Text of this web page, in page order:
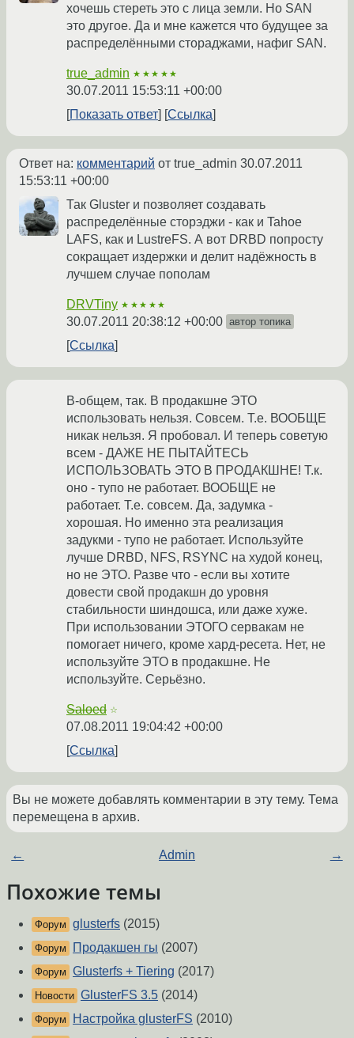
хочешь стереть это с лица земли. Но SAN
это другое. Да и мне кажется что будущее за
распределёнными стораджами, нафиг SAN.
true_admin ★★★★★
30.07.2011 15:53:11 +00:00
Показать ответ
Ссылка
Ответ на: комментарий от true_admin 30.07.2011
15:53:11 +00:00
Так Gluster и позволяет создавать
распределённые сторэджи - как и Tahoe
LAFS, как и LustreFS. А вот DRBD попросту
сокращает издержки и делит надёжность в
лучшем случае пополам
DRVTiny ★★★★★
30.07.2011 20:38:12 +00:00 автор топика
Ссылка
В-общем, так. В продакшне ЭТО
использовать нельзя. Совсем. Т.е. ВООБЩЕ
никак нельзя. Я пробовал. И теперь советую
всем - ДАЖЕ НЕ ПЫТАЙТЕСЬ
ИСПОЛЬЗОВАТЬ ЭТО В ПРОДАКШНЕ! Т.к.
оно - тупо не работает. ВООБЩЕ не
работает. Т.е. совсем. Да, задумка -
хорошая. Но именно эта реализация
задукми - тупо не работает. Используйте
лучше DRBD, NFS, RSYNC на худой конец,
но не ЭТО. Разве что - если вы хотите
довести свой продакшн до уровня
стабильности шиндошса, или даже хуже.
При использовании ЭТОГО сервакам не
помогает ничего, кроме хард-ресета. Нет, не
используйте ЭТО в продакшне. Не
используйте. Серьёзно.
Saloed ☆
07.08.2011 19:04:42 +00:00
Ссылка
Вы не можете добавлять комментарии в эту тему. Тема
перемещена в архив.
← Admin →
Похожие темы
Форум glusterfs (2015)
Форум Продакшен гы (2007)
Форум Glusterfs + Tiering (2017)
Новости GlusterFS 3.5 (2014)
Форум Настройка glusterFS (2010)